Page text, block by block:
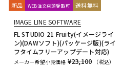
新品 WEB注文店頭受取可 送料無料
IMAGE LINE SOFTWARE
FL STUDIO 21 Fruity(イメージライ
ン)(DAWソフト)(パッケージ版)(ライ
フタイムフリーアップデート対応)
メーカー希望小売価格 ¥23,100 （税込）